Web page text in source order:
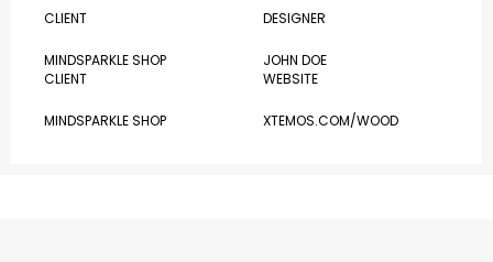
CLIENT
MINDSPARKLE SHOP
DESIGNER
JOHN DOE
CLIENT
MINDSPARKLE SHOP
WEBSITE
XTEMOS.COM/WOOD